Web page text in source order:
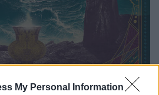
My Personal Information
nékem múzsa (Khirki